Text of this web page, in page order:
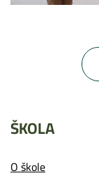
ŠKOLA
O škole